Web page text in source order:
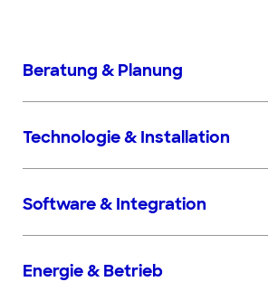
Beratung & Planung
Technologie & Installation
Software & Integration
Energie & Betrieb